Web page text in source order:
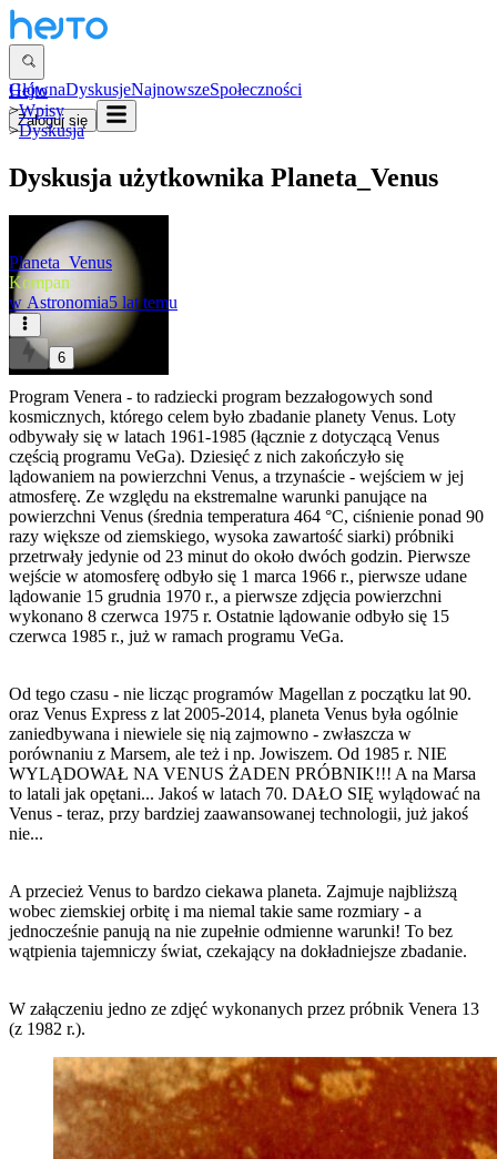
GłównaDyskusjeNajnowszeSpołeczności
Zaloguj się
Hejto
>Wpisy
>Dyskusja
Dyskusja użytkownika Planeta_Venus
Planeta_Venus
Kompan
w Astronomia5 lat temu
6
Program Venera - to radziecki program bezzałogowych sond
kosmicznych, którego celem było zbadanie planety Venus. Loty
odbywały się w latach 1961-1985 (łącznie z dotyczącą Venus
częścią programu VeGa). Dziesięć z nich zakończyło się
lądowaniem na powierzchni Venus, a trzynaście - wejściem w jej
atmosferę. Ze względu na ekstremalne warunki panujące na
powierzchni Venus (średnia temperatura 464 °C, ciśnienie ponad 90
razy większe od ziemskiego, wysoka zawartość siarki) próbniki
przetrwały jedynie od 23 minut do około dwóch godzin. Pierwsze
wejście w atomosferę odbyło się 1 marca 1966 r., pierwsze udane
lądowanie 15 grudnia 1970 r., a pierwsze zdjęcia powierzchni
wykonano 8 czerwca 1975 r. Ostatnie lądowanie odbyło się 15
czerwca 1985 r., już w ramach programu VeGa.
Od tego czasu - nie licząc programów Magellan z początku lat 90.
oraz Venus Express z lat 2005-2014, planeta Venus była ogólnie
zaniedbywana i niewiele się nią zajmowno - zwłaszcza w
porównaniu z Marsem, ale też i np. Jowiszem. Od 1985 r. NIE
WYLĄDOWAŁ NA VENUS ŻADEN PRÓBNIK!!! A na Marsa
to latali jak opętani... Jakoś w latach 70. DAŁO SIĘ wylądować na
Venus - teraz, przy bardziej zaawansowanej technologii, już jakoś
nie...
A przecież Venus to bardzo ciekawa planeta. Zajmuje najbliższą
wobec ziemskiej orbitę i ma niemal takie same rozmiary - a
jednocześnie panują na nie zupełnie odmienne warunki! To bez
wątpienia tajemniczy świat, czekający na dokładniejsze zbadanie.
W załączeniu jedno ze zdjęć wykonanych przez próbnik Venera 13
(z 1982 r.).